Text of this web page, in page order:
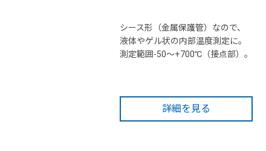
シース形（金属保護管）なので、
液体やゲル状の内部温度測定に。
測定範囲-50～+700℃（接点部）。
詳細を見る